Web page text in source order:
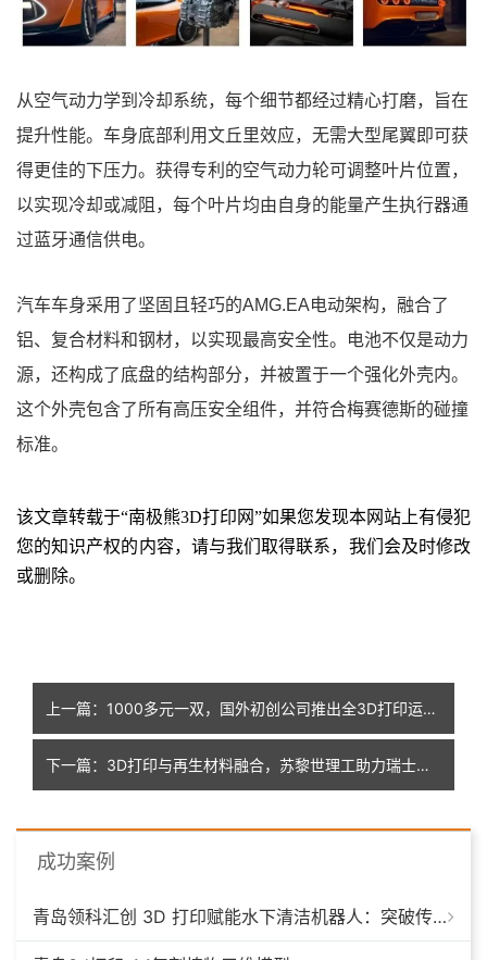
从空气动力学到冷却系统，每个细节都经过精心打磨，旨在
提升性能。车身底部利用文丘里效应，无需大型尾翼即可获
得更佳的下压力。获得专利的空气动力轮可调整叶片位置，
以实现冷却或减阻，每个叶片均由自身的能量产生执行器通
过蓝牙通信供电。
汽车车身采用了坚固且轻巧的AMG.EA电动架构，融合了
铝、复合材料和钢材，以实现最高安全性。电池不仅是动力
源，还构成了底盘的结构部分，并被置于一个强化外壳内。
这个外壳包含了所有高压安全组件，并符合梅赛德斯的碰撞
标准。
该文章转载于“南极熊3D打印网”如果您发现本网站上有侵犯
您的知识产权的内容，请与我们取得联系，我们会及时修改
或删除。
上一篇：1000多元一双，国外初创公司推出全3D打印运动鞋和拖鞋
下一篇：3D打印与再生材料融合，苏黎世理工助力瑞士冰淇淋店可持续创新
成功案例
青岛领科汇创 3D 打印赋能水下清洁机器人：突破传统制造，深耕海洋智能装备新场景